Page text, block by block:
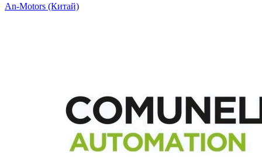
An-Motors (Китай)